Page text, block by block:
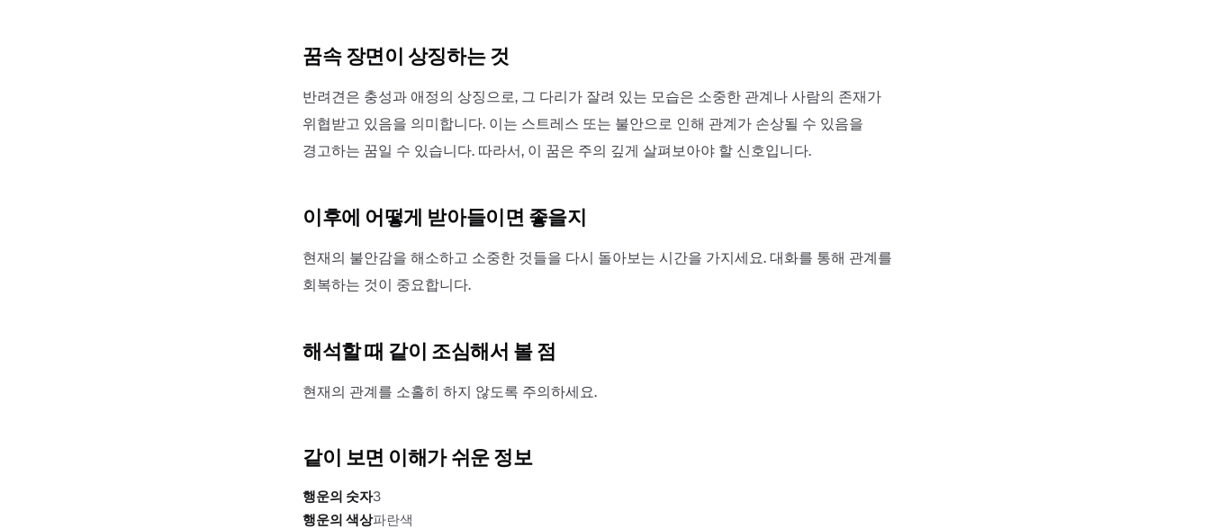
꿈속 장면이 상징하는 것
반려견은 충성과 애정의 상징으로, 그 다리가 잘려 있는 모습은 소중한 관계나 사람의 존재가
위협받고 있음을 의미합니다. 이는 스트레스 또는 불안으로 인해 관계가 손상될 수 있음을
경고하는 꿈일 수 있습니다. 따라서, 이 꿈은 주의 깊게 살펴보아야 할 신호입니다.
이후에 어떻게 받아들이면 좋을지
현재의 불안감을 해소하고 소중한 것들을 다시 돌아보는 시간을 가지세요. 대화를 통해 관계를
회복하는 것이 중요합니다.
해석할 때 같이 조심해서 볼 점
현재의 관계를 소홀히 하지 않도록 주의하세요.
같이 보면 이해가 쉬운 정보
행운의 숫자3
행운의 색상파란색